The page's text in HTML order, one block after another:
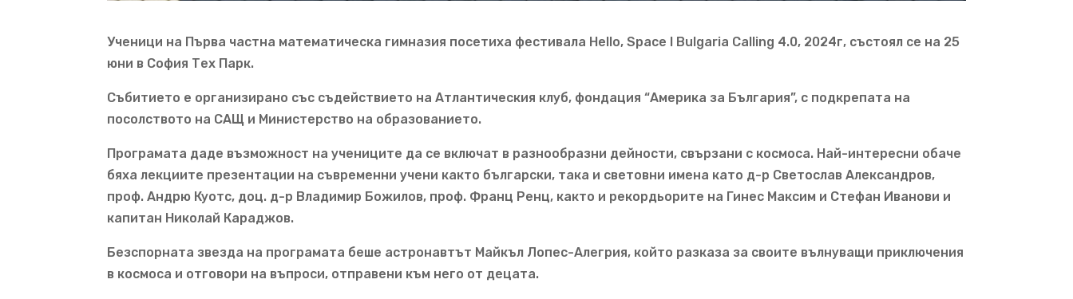
Ученици на Първа частна математическа гимназия посетиха фестивала Hello, Space I Bulgaria Calling 4.0, 2024г, състоял се на 25
юни в София Тех Парк.
Събитието е организирано със съдействието на Атлантическия клуб, фондация “Америка за България”, с подкрепата на
посолството на САЩ и Министерство на образованието.
Програмата даде възможност на учениците да се включат в разнообразни дейности, свързани с космоса. Най-интересни обаче
бяха лекциите презентации на съвременни учени както български, така и световни имена като д-р Светослав Александров,
проф. Андрю Куотс, доц. д-р Владимир Божилов, проф. Франц Ренц, както и рекордьорите на Гинес Максим и Стефан Иванови и
капитан Николай Караджов.
Безспорната звезда на програмата беше астронавтът Майкъл Лопес-Алегрия, който разказа за своите вълнуващи приключения
в космоса и отговори на въпроси, отправени към него от децата.